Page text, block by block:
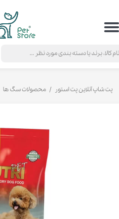
حساب کاربری من
خروج از حساب کاربری
پت شاپ آنلاین پت استور محصولات سگ ها